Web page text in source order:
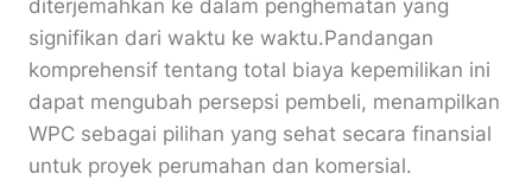
diterjemahkan ke dalam penghematan yang
signifikan dari waktu ke waktu.Pandangan
komprehensif tentang total biaya kepemilikan ini
dapat mengubah persepsi pembeli, menampilkan
WPC sebagai pilihan yang sehat secara finansial
untuk proyek perumahan dan komersial.